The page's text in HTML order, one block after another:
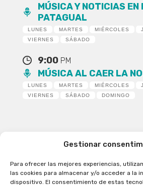
Gestionar
Para ofrecer las mejores experiencias,
las cookies para almacenar y/o acceder a la
dispositivo. El consentimiento de estas
MÚSICA Y NOTICIAS EN
PATAGUAL
LUNES MARTES MIÉRCOLES
VIERNES
SÁBADO
9:00 PM
MÚSICA AL CAER LA
LUNES MARTES MIÉRCOLES
VIERNES
SÁBADO DOMINGO
Patagual Radio Digital 2026 - Todos
reservados